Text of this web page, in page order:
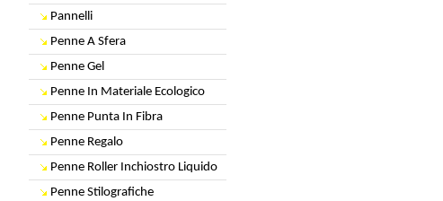
Pannelli
Penne A Sfera
Penne Gel
Penne In Materiale Ecologico
Penne Punta In Fibra
Penne Regalo
Penne Roller Inchiostro Liquido
Penne Stilografiche